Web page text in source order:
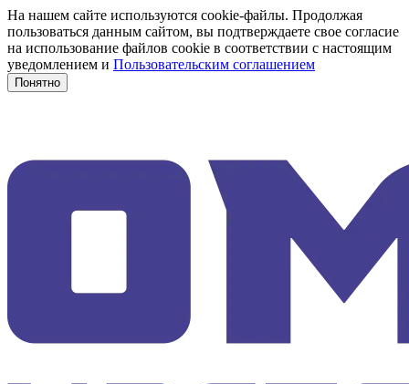
На нашем сайте используются cookie-файлы. Продолжая
пользоваться данным сайтом, вы подтверждаете свое согласие
на использование файлов cookie в соответствии с настоящим
уведомлением и Пользовательским соглашением
Понятно